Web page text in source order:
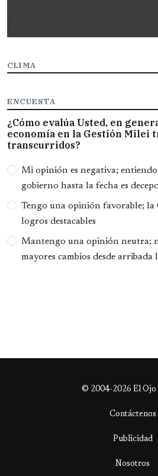
CLIMA
ENCUESTA
¿Cómo evalúa Usted, en
economía en la Gestión Milei
transcurridos?
Opciones
Mi opinión es negativa;
gobierno hasta la fecha es
Tengo una opinión favorable; la
logros destacables
Mantengo una opinión neutra;
mayores cambios desde
© 2004-2026 El
Contáctenos
Publicidad
Nosotros